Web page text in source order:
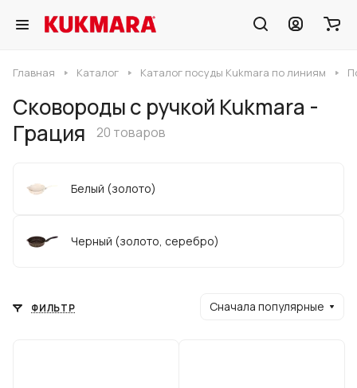
Главная Каталог Каталог посуды Kukmara по линиям
Сковороды с ручкой Kukmara -
Грация
20 товаров
Белый (золото)
Черный (золото, серебро)
ФИЛЬТР Сначала популярные